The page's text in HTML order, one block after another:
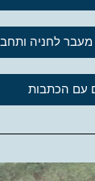
מעבר לחניה
עם הכתבות